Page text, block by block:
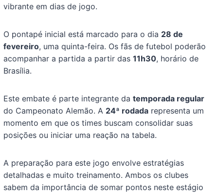
vibrante em dias de jogo.
O pontapé inicial está marcado para o dia 28 de
fevereiro, uma quinta-feira. Os fãs de futebol poderão
acompanhar a partida a partir das11h30, horário de
Brasília.
Este embate é parte integrante datemporada regular
do Campeonato Alemão. A 24ª rodada representa um
momento em que os times buscam consolidar suas
posições ou iniciar uma reação na tabela.
A preparação para este jogo envolve estratégias
detalhadas e muito treinamento. Ambos os clubes
sabem da importância de somar pontos neste estágio